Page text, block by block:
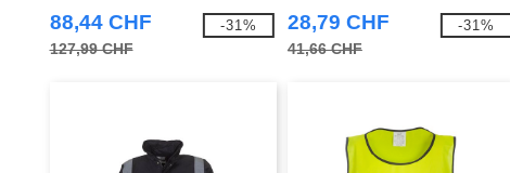
88,44 CHF
127,99 CHF
-31% 28,79 CHF
41,66 CHF
-31%